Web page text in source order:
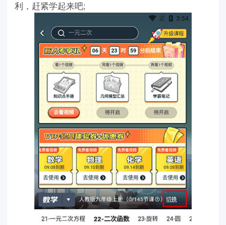
利，赶紧学起来吧;